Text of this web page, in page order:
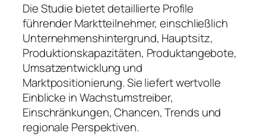
Die Studie bietet detaillierte Profile
führender Marktteilnehmer, einschließlich
Unternehmenshintergrund, Hauptsitz,
Produktionskapazitäten, Produktangebote,
Umsatzentwicklung und
Marktpositionierung. Sie liefert wertvolle
Einblicke in Wachstumstreiber,
Einschränkungen, Chancen, Trends und
regionale Perspektiven.